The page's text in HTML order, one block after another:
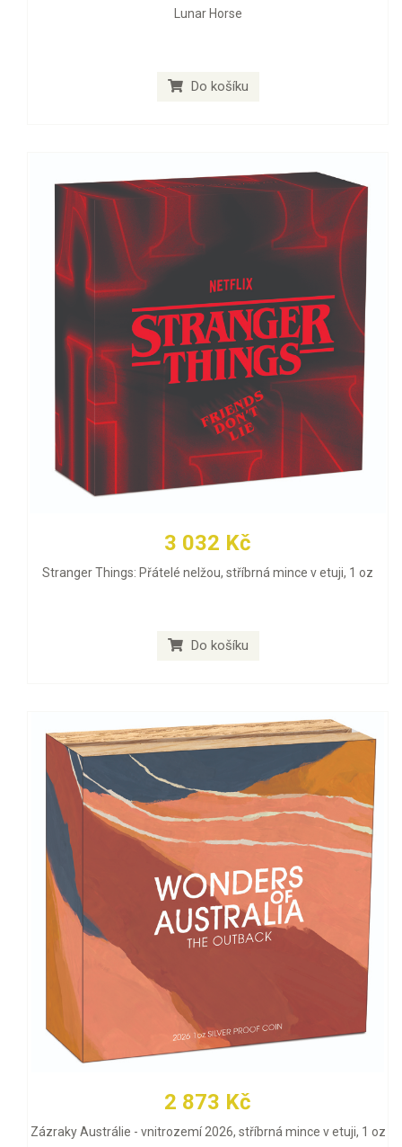
Lunar Horse
Do košíku
3 032 Kč
Stranger Things: Přátelé nelžou, stříbrná mince v etuji, 1 oz
Do košíku
2 873 Kč
Zázraky Austrálie - vnitrozemí 2026, stříbrná mince v etuji, 1 oz